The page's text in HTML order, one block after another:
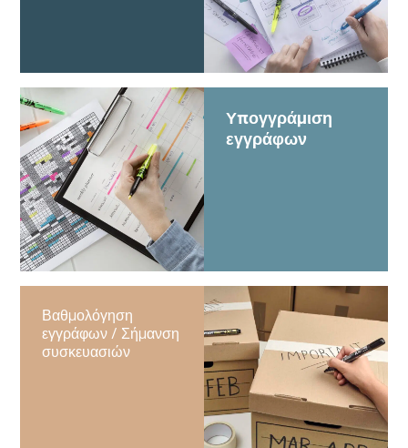
Υπογγράμιση
εγγράφων
Βαθμολόγηση
εγγράφων / Σήμανση
συσκευασιών